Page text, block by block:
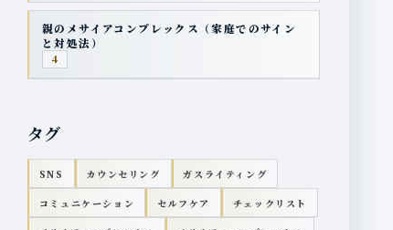
親のメサイアコンプレックス（家庭でのサイン
と対処法）
4
タグ
SNS カウンセリング ガスライティング
コミュニケーション セルフケア チェックリスト